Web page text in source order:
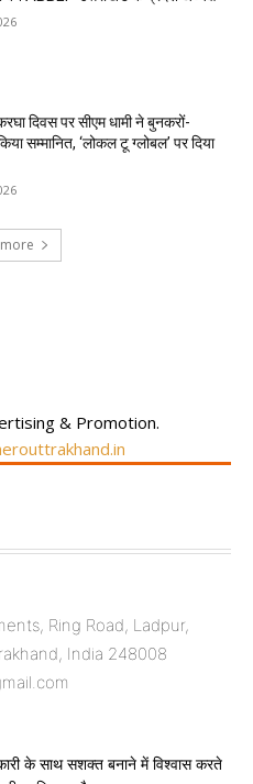
दिवस पर सीएम धामी ने बुनकरों-
सम्मानित, ‘लोकल टू ग्लोबल’ पर दिया
& Promotion.
Ring Road, Ladpur,
India 248008
के साथ सशक्त बनाने में विश्वास करते